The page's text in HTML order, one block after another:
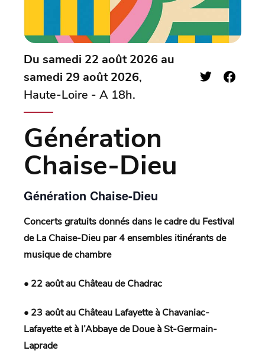
Du samedi 22 août 2026 au
samedi 29 août 2026,
Haute-Loire - A 18h.
Génération
Chaise-Dieu
Génération Chaise-Dieu
Concerts gratuits donnés dans le cadre du Festival
de La Chaise-Dieu par 4 ensembles itinérants de
musique de chambre
• 22 août au Château de Chadrac
• 23 août au Château Lafayette à Chavaniac-
Lafayette et à l’Abbaye de Doue à St-Germain-
Laprade